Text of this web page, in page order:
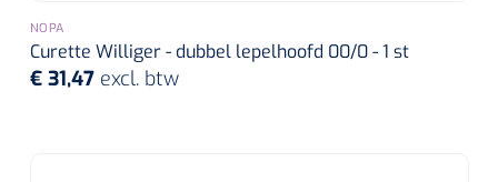
NOPA
Curette Williger - dubbel lepelhoofd 00/0 - 1 st
€ 31,47 excl. btw